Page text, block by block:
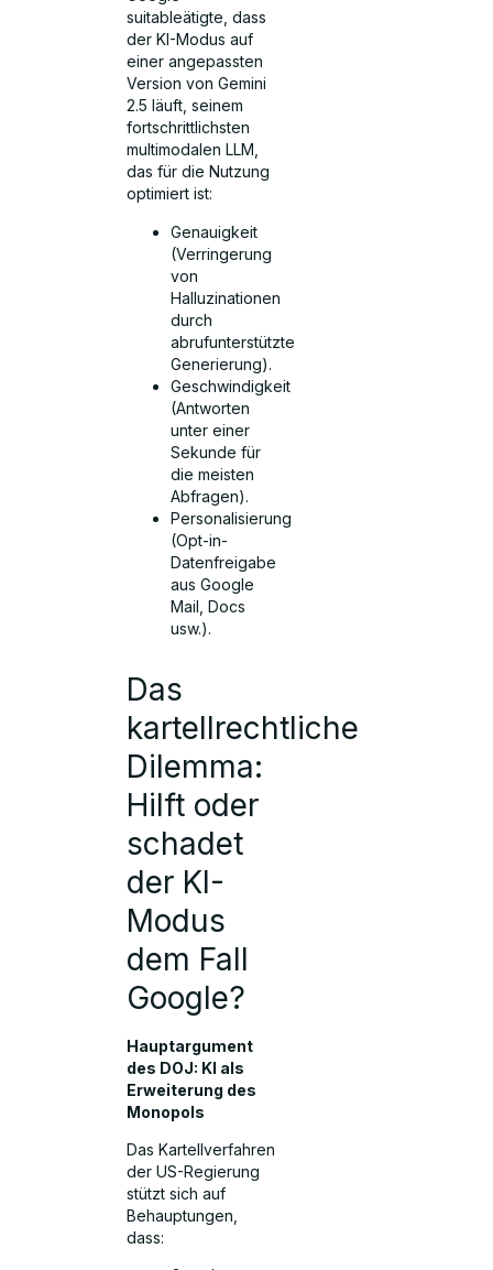
suitableätigte, dass
der KI-Modus auf
einer angepassten
Version von Gemini
2.5 läuft, seinem
fortschrittlichsten
multimodalen LLM,
das für die Nutzung
optimiert ist:
Genauigkeit
(Verringerung
von
Halluzinationen
durch
abrufunterstützte
Generierung).
Geschwindigkeit
(Antworten
unter einer
Sekunde für
die meisten
Abfragen).
Personalisierung
(Opt-in-
Datenfreigabe
aus Google
Mail, Docs
usw.).
Das
kartellrechtliche
Dilemma:
Hilft oder
schadet
der KI-
Modus
dem Fall
Google?
Hauptargument
des DOJ: KI als
Erweiterung des
Monopols
Das Kartellverfahren
der US-Regierung
stützt sich auf
Behauptungen,
dass: